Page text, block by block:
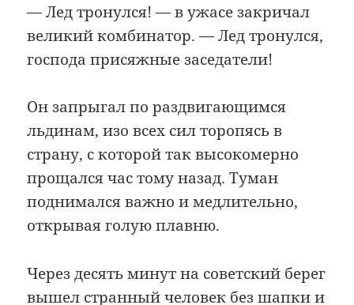
— Лед тронулся! — в ужасе закричал
великий комбинатор. — Лед тронулся,
господа присяжные заседатели!
Он запрыгал по раздвигающимся
льдинам, изо всех сил торопясь в
страну, с которой так высокомерно
прощался час тому назад. Туман
поднимался важно и медлительно,
открывая голую плавню.
Через десять минут на советский берег
вышел странный человек без шапки и